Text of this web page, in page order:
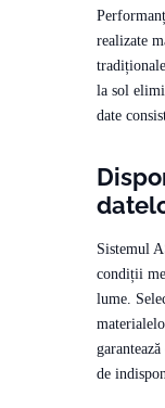
realizate
la sol
date
Sistemul
condiții
lume.
de